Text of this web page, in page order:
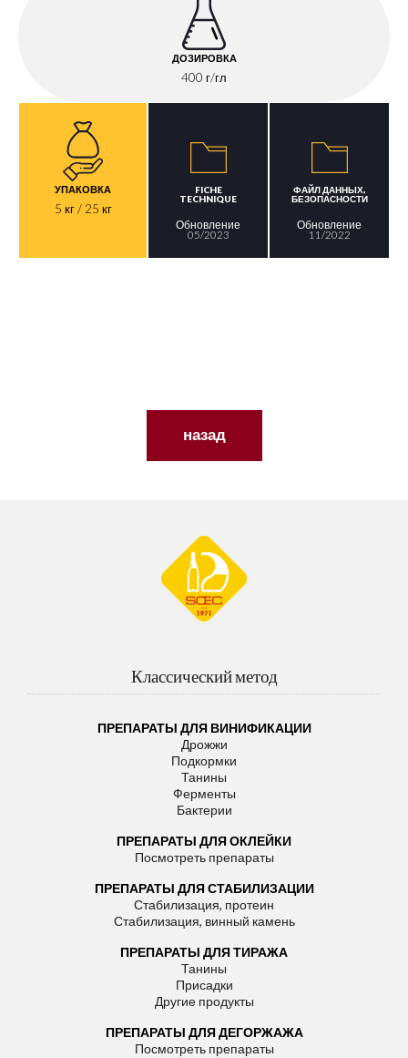
ДОЗИРОВКА
400 г/гл
УПАКОВКА
5 кг / 25 кг
FICHE
TECHNIQUE
Обновление
05/2023
ФАЙЛ ДАННЫХ,
БЕЗОПАСНОСТИ
Обновление
11/2022
назад
Классический метод
ПРЕПАРАТЫ ДЛЯ ВИНИФИКАЦИИ
Дрожжи
Подкормки
Танины
Ферменты
Бактерии
ПРЕПАРАТЫ ДЛЯ ОКЛЕЙКИ
Посмотреть препараты
ПРЕПАРАТЫ ДЛЯ СТАБИЛИЗАЦИИ
Стабилизация, протеин
Стабилизация, винный камень
ПРЕПАРАТЫ ДЛЯ ТИРАЖА
Танины
Присадки
Другие продукты
ПРЕПАРАТЫ ДЛЯ ДЕГОРЖАЖА
Посмотреть препараты